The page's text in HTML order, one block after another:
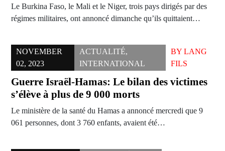
Le Burkina Faso, le Mali et le Niger, trois pays dirigés par des
régimes militaires, ont annoncé dimanche qu’ils quittaient…
NOVEMBER
02, 2023
ACTUALITÉ,
INTERNATIONAL
BY LANG
FILS
Guerre Israël-Hamas: Le bilan des victimes
s’élève à plus de 9 000 morts
Le ministère de la santé du Hamas a annoncé mercredi que 9
061 personnes, dont 3 760 enfants, avaient été…